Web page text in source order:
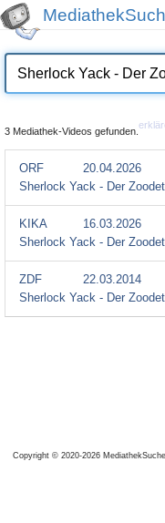
3 Mediathek-Videos gefunden.
ORF
20.04.2026
Sherlock Yack - Der
KIKA
16.03.2026
Sherlock Yack - Der
ZDF
22.03.2014
Sherlock Yack - Der
Copyright © 2020-2026